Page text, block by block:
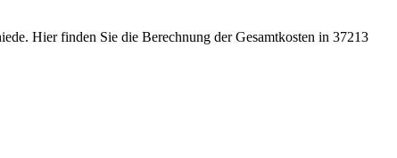
Hier finden Sie die Berechnung der Gesamtkosten in 37213